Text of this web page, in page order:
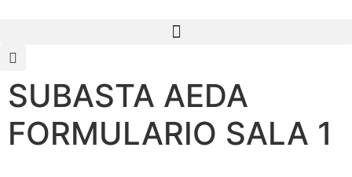
SUBASTA AEDA
FORMULARIO SALA 1